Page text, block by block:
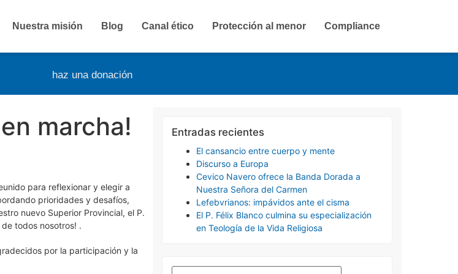
haz una donación
Nuestra misión Blog Canal ético Protección al menor Compliance
marcha!
para reflexionar y elegir a
prioridades y desafíos,
nuevo Superior Provincial, el P.
todos nosotros! .
por la participación y la
Entradas recientes
El cansancio entre cuerpo y mente
Discurso a Europa
Cevico Navero ofrece la Banda Dorada a
Nuestra Señora del Carmen
Lefebvrianos: impávidos ante el cisma
El P. Félix Blanco culmina su especialización
en Teología de la Vida Religiosa